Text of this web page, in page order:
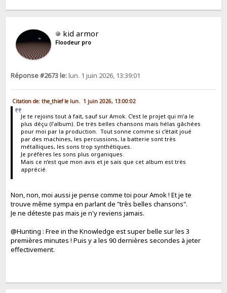
kid armor
Floodeur pro
Réponse #2673 le:lun. 1 juin 2026, 13:39:01
Citation de: the_thief le lun. 1 juin 2026, 13:00:02
Je te rejoins tout à fait, sauf sur Amok. C’est le projet qui m’a le
plus déçu (l’album). De très belles chansons mais hélas gâchées
pour moi par la production. Tout sonne comme si c’était joué
par des machines, les percussions, la batterie sont très
métalliques, les sons trop synthétiques.
Je préfères les sons plus organiques.
Mais ce n’est que mon avis et je sais que cet album est très
apprécié.
Non, non, moi aussi je pense comme toi pour Amok ! Et je te
trouve même sympa en parlant de "très belles chansons".
Je ne déteste pas mais je n'y reviens jamais.
@Hunting : Free in the Knowledge est super belle sur les 3
premières minutes ! Puis y a les 90 dernières secondes à jeter
effectivement.